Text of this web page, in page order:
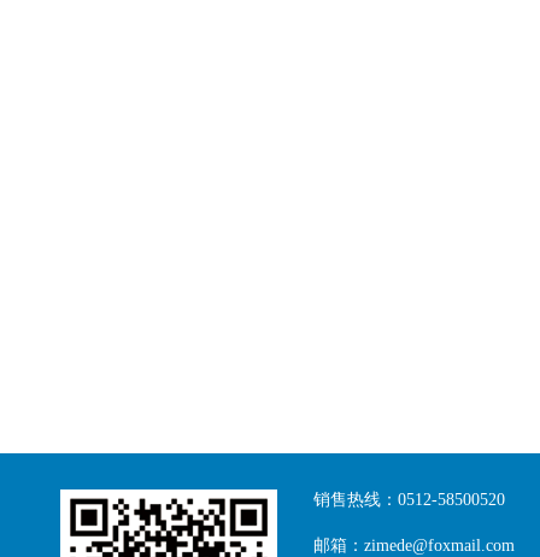
销售热线：0512-58500520
邮箱：zimede@foxmail.com